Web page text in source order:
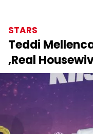
STARS
Teddi
‚Real